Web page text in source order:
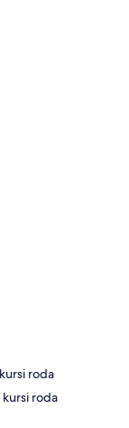
roda
roda